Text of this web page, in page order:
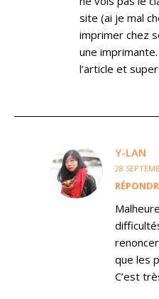
site (ai je mal
imprimer chez
une
l’article et
Y-LAN
28
que les
C’est